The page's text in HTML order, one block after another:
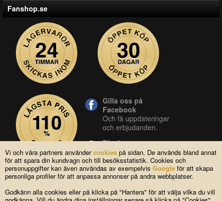
Vi och våra partners användercookies på sidan. De används bland annat
för att spara din kundvagn och till besöksstatistik. Cookies och
personuppgifter kan även användas av exempelvis Google för att skapa
personliga profiler för att anpassa annonser på andra webbplatser.
Godkänn alla cookies eller på klicka på "Hantera" för att välja vilka du vill
Fanshop.se
Gilla oss på
Facebook
Och få uppdateringar
och erbjudanden.
Blocket
Vår butik på blocket.
YouTube
Se våra produkter live